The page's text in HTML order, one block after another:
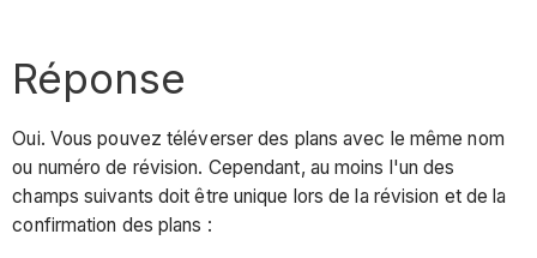
Réponse
Oui. Vous pouvez téléverser des plans avec le même nom
ou numéro de révision. Cependant, au moins l'un des
champs suivants doit être unique lors de la révision et de la
confirmation des plans :